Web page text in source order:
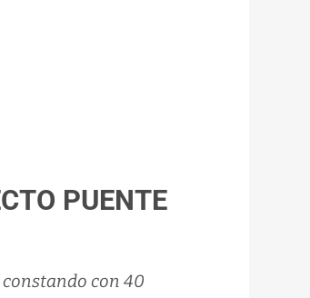
PUENTE
con 40